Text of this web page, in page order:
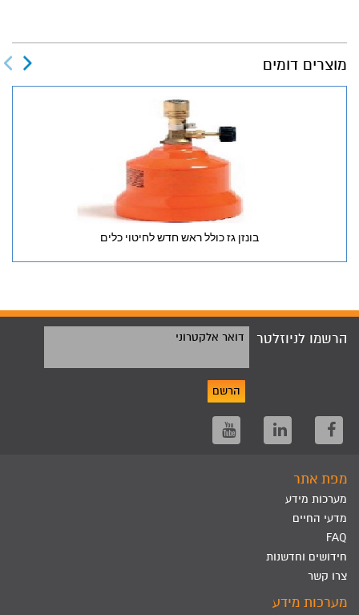
מוצרים דומים
בונזן גז כולל ראש חדש לחיטוי כלים
הרשמו לניוזלטר דואר אלקטרוני
הרשם
מפת אתר
מערכות מידע
מדעי החיים
FAQ
חידושים וחדשנות
צרו קשר
מערכות מידע